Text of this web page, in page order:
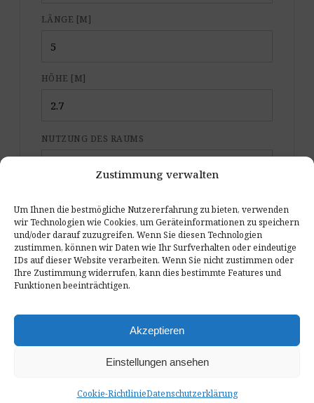
Zustimmung verwalten
Um Ihnen die bestmögliche Nutzererfahrung zu bieten, verwenden
wir Technologien wie Cookies, um Geräteinformationen zu speichern
und/oder darauf zuzugreifen. Wenn Sie diesen Technologien
zustimmen, können wir Daten wie Ihr Surfverhalten oder eindeutige
IDs auf dieser Website verarbeiten. Wenn Sie nicht zustimmen oder
Ihre Zustimmung widerrufen, kann dies bestimmte Features und
Funktionen beeinträchtigen.
Akzeptieren
Einstellungen ansehen
Cookie-RichtlinieDatenschutzerklärung
LÄNGE [M]
HÖHE [M]
NUTZUNG DES RAUMS
UNGEFÄHRE PANELANZAHL
Format für die Kalkulation:E.4: 350 × 350 mm
(Standard) · 0,12 m² pro Paneel
Starter ~15 Paneele
1,8 m² · ab
add Hinzufügen 15
Optimal